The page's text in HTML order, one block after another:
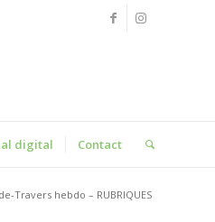
digital Contact
Travers hebdo – RUBRIQUES